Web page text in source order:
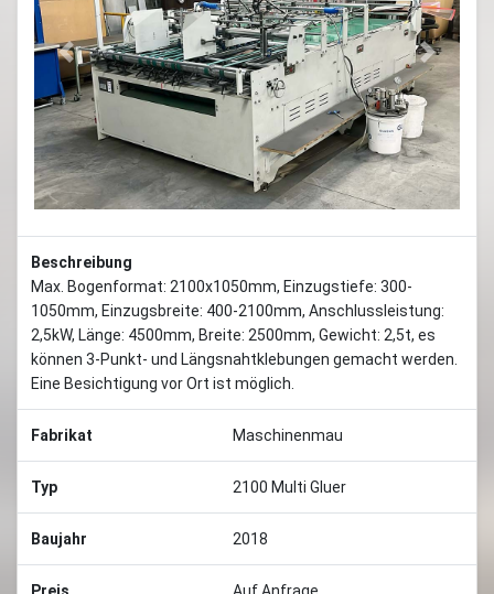
Previous Next
Beschreibung
Max. Bogenformat: 2100x1050mm, Einzugstiefe: 300-
1050mm, Einzugsbreite: 400-2100mm, Anschlussleistung:
2,5kW, Länge: 4500mm, Breite: 2500mm, Gewicht: 2,5t, es
können 3-Punkt- und Längsnahtklebungen gemacht werden.
Eine Besichtigung vor Ort ist möglich.
Fabrikat Maschinenmau
Typ 2100 Multi Gluer
Baujahr 2018